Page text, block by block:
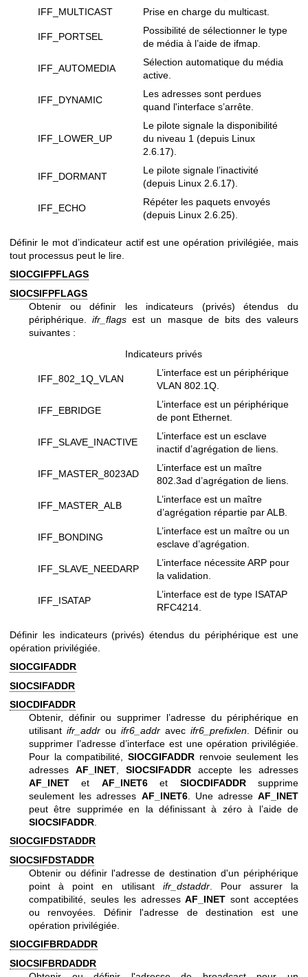
IFF_MULTICAST
Prise en charge du multicast.
IFF_PORTSEL
Possibilité de sélectionner le type
de média à l’aide de ifmap.
IFF_AUTOMEDIA
Sélection automatique du média
active.
IFF_DYNAMIC
Les adresses sont perdues
quand l'interface s’arrête.
IFF_LOWER_UP
Le pilote signale la disponibilité
du niveau 1 (depuis Linux
2.6.17).
IFF_DORMANT
Le pilote signale l’inactivité
(depuis Linux 2.6.17).
IFF_ECHO
Répéter les paquets envoyés
(depuis Linux 2.6.25).
Définir le mot d’indicateur actif est une opération privilégiée, mais
tout processus peut le lire.
SIOCGIFPFLAGS
SIOCSIFPFLAGS
Obtenir ou définir les indicateurs (privés) étendus du
périphérique.ifr_flags est un masque de bits des valeurs
suivantes :
Indicateurs privés
IFF_802_1Q_VLAN
L’interface est un périphérique
VLAN 802.1Q.
IFF_EBRIDGE
L’interface est un périphérique
de pont Ethernet.
IFF_SLAVE_INACTIVE
L’interface est un esclave
inactif d’agrégation de liens.
IFF_MASTER_8023AD
L’interface est un maître
802.3ad d’agrégation de liens.
IFF_MASTER_ALB
L’interface est un maître
d’agrégation répartie par ALB.
IFF_BONDING
L’interface est un maître ou un
esclave d’agrégation.
IFF_SLAVE_NEEDARP
L’interface nécessite ARP pour
la validation.
IFF_ISATAP
L’interface est de type ISATAP
RFC4214.
Définir les indicateurs (privés) étendus du périphérique est une
opération privilégiée.
SIOCGIFADDR
SIOCSIFADDR
SIOCDIFADDR
Obtenir, définir ou supprimer l’adresse du périphérique en
utilisant ifr_addr ou ifr6_addr avec ifr6_prefixlen . Définir ou
supprimer l’adresse d’interface est une opération privilégiée.
Pour la compatibilité, SIOCGIFADDR renvoie seulement les
adresses AF_INET SIOCSIFADDR accepte les adresses
AF_INET et AF_INET6et SIOCDIFADDRsupprime
seulement les adresses AF_INET6. Une adresse AF_INET
peut être supprimée en la définissant à zéro à l’aide de
SIOCSIFADDR
SIOCGIFDSTADDR
SIOCSIFDSTADDR
Obtenir ou définir l'adresse de destination d'un périphérique
point à point en utilisant ifr_dstaddr. Pour assurer la
compatibilité, seules les adressesAF_INET sont acceptées
ou renvoyées. Définir l'adresse de destination est une
opération privilégiée.
SIOCGIFBRDADDR
SIOCSIFBRDADDR